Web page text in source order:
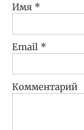
Имя *
Email *
Комментарий